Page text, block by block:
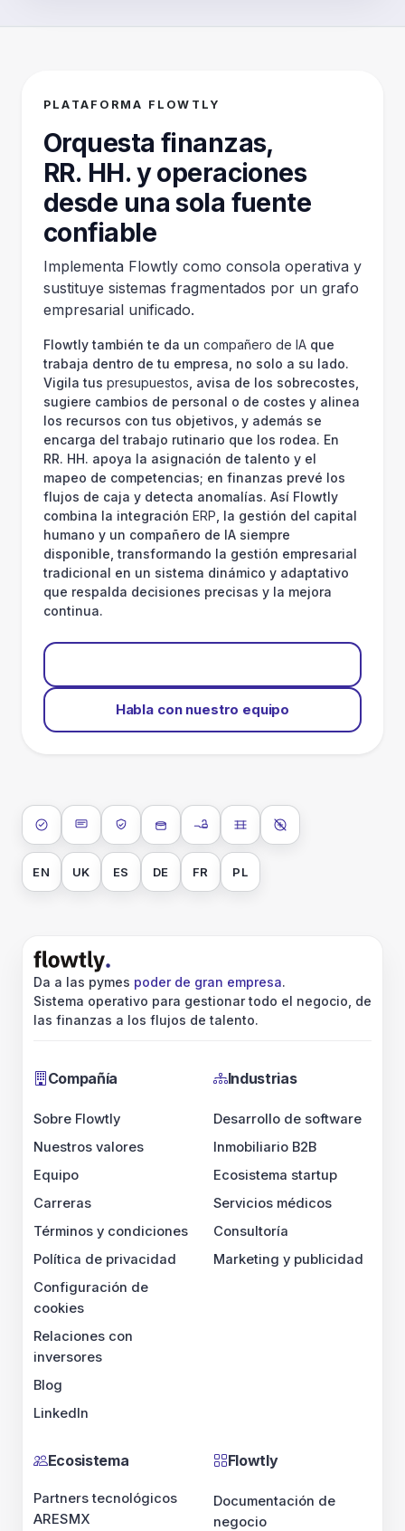
PLATAFORMA FLOWTLY
Orquesta finanzas,
RR. HH. y operaciones
desde una sola fuente
confiable
Implementa Flowtly como consola operativa y
sustituye sistemas fragmentados por un grafo
empresarial unificado.
Flowtly también te da un compañero de IA que
trabaja dentro de tu empresa, no solo a su lado.
Vigila tus presupuestos , avisa de los sobrecostes,
sugiere cambios de personal o de costes y alinea
los recursos con tus objetivos, y además se
encarga del trabajo rutinario que los rodea. En
RR. HH. apoya la asignación de talento y el
mapeo de competencias; en finanzas prevé los
flujos de caja y detecta anomalías. Así Flowtly
combina la integración ERP , la gestión del capital
humano y un compañero de IA siempre
disponible, transformando la gestión empresarial
tradicional en un sistema dinámico y adaptativo
que respalda decisiones precisas y la mejora
continua.
Habla con nuestro equipo
ISO 27001SOC 2 Tipo II
RGPDCifrado en reposo
Cifrado en tránsito
Aislamiento de datos
Sin
EN UK ES DE FR PL
Da a las pymes poder de gran empresa.
Sistema operativo para gestionar todo el negocio, de
las finanzas a los flujos de talento.
Compañía
Sobre Flowtly
Nuestros valores
Equipo
Carreras
Términos y condiciones
Política de privacidad
Configuración de
cookies
Relaciones con
inversores
Blog
LinkedIn
Industrias
Desarrollo de software
Inmobiliario B2B
Ecosistema startup
Servicios médicos
Consultoría
Marketing y publicidad
Ecosistema
Partners tecnológicos
ARESMX
Flowtly
Documentación de
negocio